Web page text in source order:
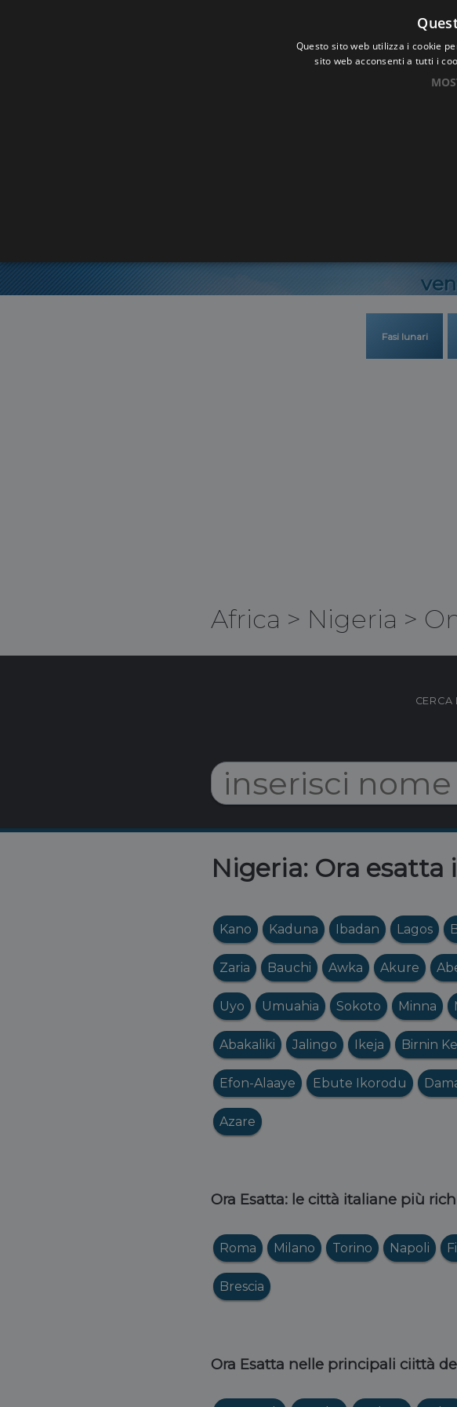
Ora
Fasi lunari
Africa > Nigeria >
CERCA
Nigeria: Ora
Kano Kaduna Ibadan Lagos
Zaria Bauchi Awka Akure
Uyo Umuahia Sokoto Minna
Abakaliki Jalingo Ikeja Birnin
Efon-Alaaye Ebute Ikorodu
Azare
Ora Esatta: le città italiane più
Roma Milano Torino Napoli
Brescia
Ora Esatta nelle principali ciittà
Questo sito web utilizza i cookie
sito web acconsenti a tutti i